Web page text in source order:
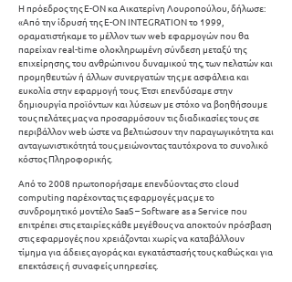
Η πρόεδρος της Ε-ΟΝ κα Αικατερίνη Λουροπούλου, δήλωσε:
«Από την ίδρυσή της E-ON INTEGRATION το 1999,
οραματιστήκαμε το μέλλον των web εφαρμογών που θα
παρείχαν real-time ολοκληρωμένη σύνδεση μεταξύ της
επιχείρησης, του ανθρώπινου δυναμικού της, των πελατών και
προμηθευτών ή άλλων συνεργατών της με ασφάλεια και
ευκολία στην εφαρμογή τους. Έτσι επενδύσαμε στην
δημιουργία προϊόντων και λύσεων με στόχο να βοηθήσουμε
τους πελάτες μας να προσαρμόσουν τις διαδικασίες τους σε
περιβάλλον web ώστε να βελτιώσουν την παραγωγικότητα και
ανταγωνιστικότητά τους μειώνοντας ταυτόχρονα το συνολικό
κόστος Πληροφορικής.
Από το 2008 πρωτοπορήσαμε επενδύοντας στο cloud
computing παρέχοντας τις εφαρμογές μας με το
συνδρομητικό μοντέλο SaaS – Software as a Service που
επιτρέπει στις εταιρίες κάθε μεγέθους να αποκτούν πρόσβαση
στις εφαρμογές που χρειάζονται χωρίς να καταβάλλουν
τίμημα για άδειες αγοράς και εγκατάστασής τους καθώς και για
επεκτάσεις ή συναφείς υπηρεσίες.